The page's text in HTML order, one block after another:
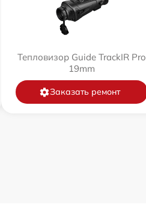
Тепловизор Guide TrackIR Pro
19mm
Заказать ремонт